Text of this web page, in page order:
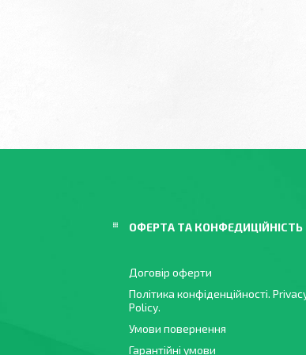
ОФЕРТА ТА КОНФЕДИЦІЙНІСТЬ
Договір оферти
Політика конфіденційності.
Policy.
Умови повернення
Гарантійні умови